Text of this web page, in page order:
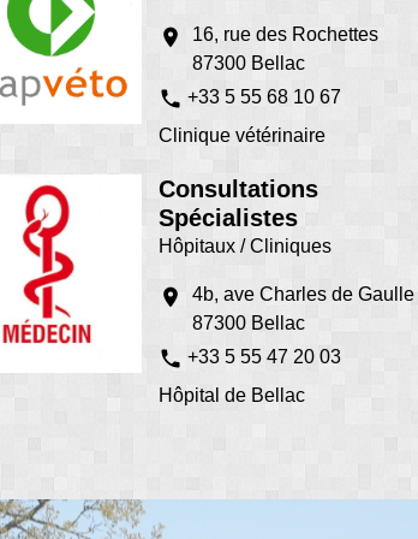
location_on
16, rue des Rochettes
87300 Bellac
phone +33 5 55 68 10 67
Clinique vétérinaire
Consultations
Spécialistes
Hôpitaux / Cliniques
location_on
4b, ave Charles de Gaulle
87300 Bellac
phone +33 5 55 47 20 03
Hôpital de Bellac